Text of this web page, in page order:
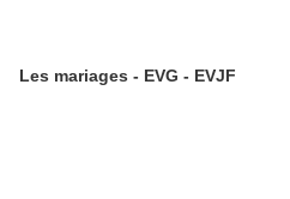
Les mariages - EVG - EVJF